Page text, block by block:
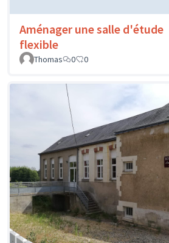
Aménager une salle d'étude
flexible
Thomas
0 0